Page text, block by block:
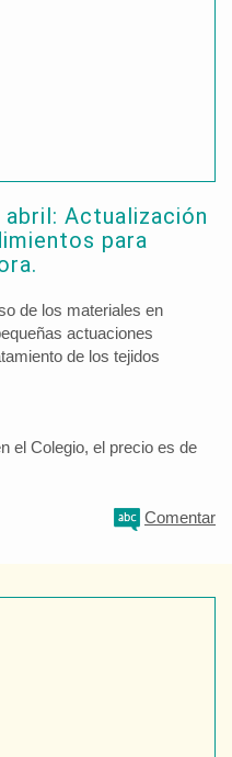
Actualización
para
de los materiales en
actuaciones
de los tejidos
el Colegio, el precio es de
Comentar